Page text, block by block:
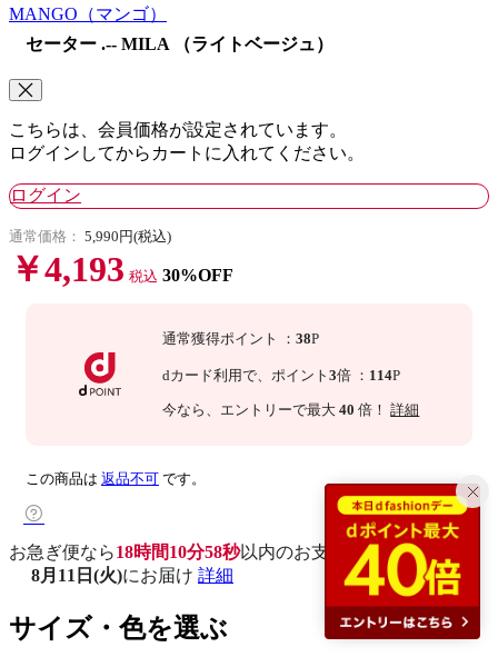
MANGO （マンゴ）
セーター .-- MILA （ライトベージュ）
こちらは、会員価格が設定されています。
ログインしてからカートに入れてください。
ログイン
通常価格： 5,990円(税込)
￥4,193 税込 30%OFF
通常獲得ポイント ：38P
dカード利用で、 ポイント3倍 ： 114P
今なら 、エントリーで最大 40 倍！詳細
この商品は 返品不可 です。
お急ぎ便なら18時間10分57秒以内のお支払いで
8月11日(火)にお届け 詳細
サイズ・色を選ぶ